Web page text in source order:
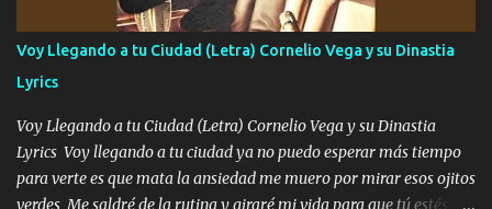
quiero contigo que seas dichosa al estar conmigo Y ya borracho
contéstame la llamada pa dedicarte unas bonitas palabras así
borracho me animo a decirte todo y puedo describirlo mucho que
me encantes Decirte que me siento muy feliz y emocionado por
tenerte aquí espero que quiera...
Voy Llegando a tu Ciudad (Letra) Cornelio Vega y su Dinastia
Lyrics
Voy Llegando a tu Ciudad (Letra) Cornelio Vega y su Dinastia
Lyrics Voy llegando a tu ciudad ya no puedo esperar más tiempo
para verte es que mata la ansiedad me muero por mirar esos ojitos
verdes Me saldré de la rutina y giraré mi vida para que tú estés en